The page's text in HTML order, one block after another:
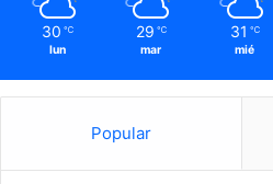
30 ℃
lun
29 ℃
mar
31 ℃
mié
Popular